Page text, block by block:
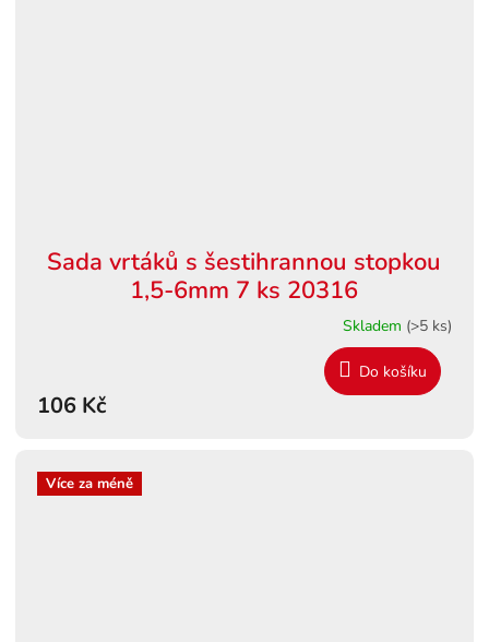
Sada vrtáků s šestihrannou stopkou
1,5-6mm 7 ks 20316
Skladem (>5 ks)
106 Kč
Do košíku
Více za méně